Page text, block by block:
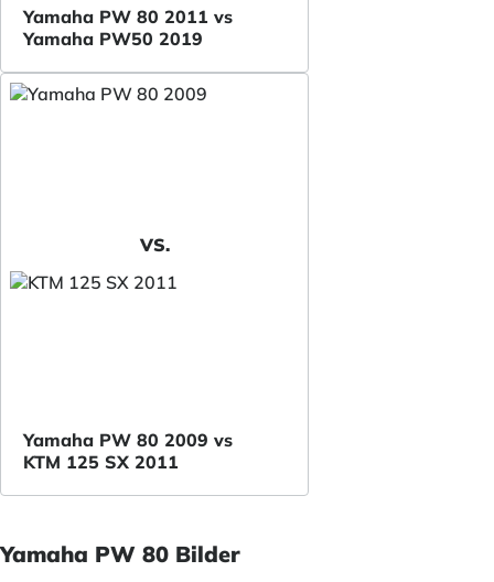
Yamaha PW 80 2011 vs
Yamaha PW50 2019
VS.
Yamaha PW 80 2009 vs
KTM 125 SX 2011
Yamaha PW 80 Bilder